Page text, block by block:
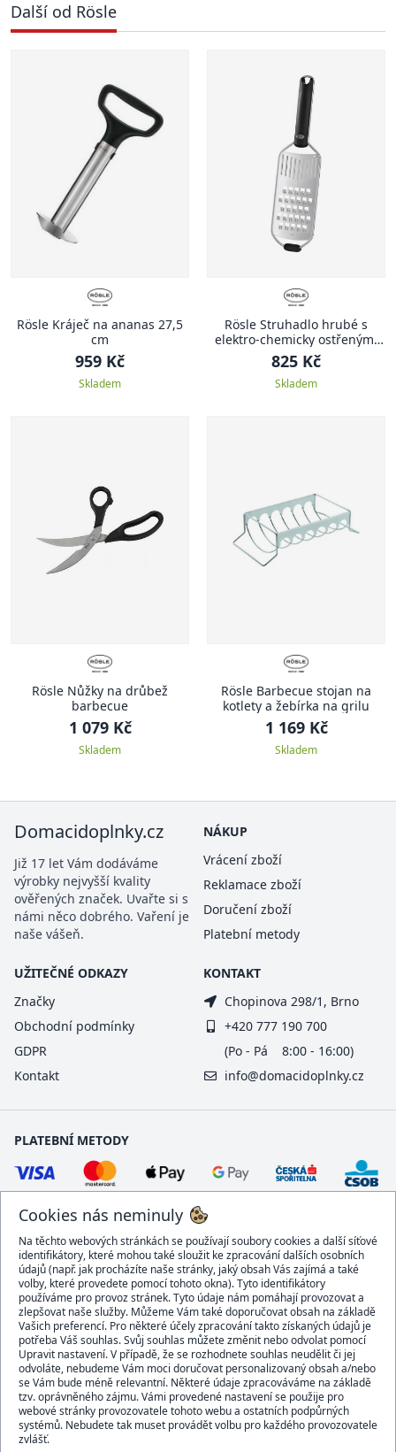
Další od Rösle
Rösle Kráječ na ananas 27,5
cm
959 Kč
Skladem
Rösle Struhadlo hrubé s
elektro-chemicky ostřenými
břity 33,5 cm
825 Kč
Skladem
Rösle Nůžky na drůbež
barbecue
1 079 Kč
Skladem
Rösle Barbecue stojan na
kotlety a žebírka na grilu
1 169 Kč
Skladem
Cookies nás neminuly
Na těchto webových stránkách se používají soubory cookies a další síťové
identifikátory, které mohou také sloužit ke zpracování dalších osobních
údajů (např. jak procházíte naše stránky, jaký obsah Vás zajímá a také
volby, které provedete pomocí tohoto okna). Tyto identifikátory
používáme pro provoz stránek. Tyto údaje nám pomáhají provozovat a
zlepšovat naše služby. Můžeme Vám také doporučovat obsah na základě
Vašich preferencí. Pro některé účely zpracování takto získaných údajů je
potřeba Váš souhlas. Svůj souhlas můžete změnit nebo odvolat pomocí
Upravit nastavení. V případě, že se rozhodnete souhlas neudělit či jej
odvoláte, nebudeme Vám moci doručovat personalizovaný obsah a/nebo
se Vám bude méně relevantní. Některé údaje zpracováváme na základě
tzv. oprávněného zájmu. Vámi provedené nastavení se použije pro
webové stránky provozovatele tohoto webu a ostatních podpůrných
systémů. Nebudete tak muset provádět volbu pro každého provozovatele
zvlášť.
Domacidoplnky.cz
Již 17 let Vám dodáváme
výrobky nejvyšší kvality
ověřených značek. Uvařte si s
námi něco dobrého. Vaření je
naše vášeň.
NÁKUP
Vrácení zboží
Reklamace zboží
Doručení zboží
Platební metody
UŽITEČNÉ ODKAZY
Značky
Obchodní podmínky
GDPR
Kontakt
KONTAKT
Chopinova 298/1, Brno
+420 777 190 700
(Po - Pá 8:00 - 16:00)
info@domacidoplnky.cz
PLATEBNÍ METODY
DOPRAVCI
BEZPEČNÝ OBCHOD